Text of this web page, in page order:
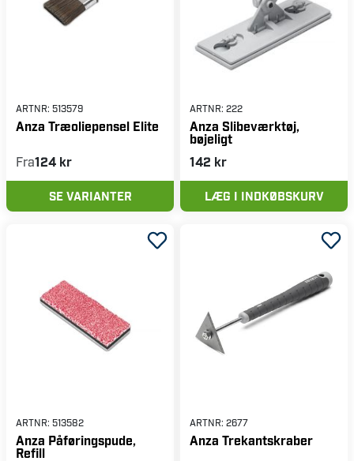
ARTNR: 513579
Anza Træoliepensel Elite
Fra124 kr
SE VARIANTER
ARTNR: 222
Anza Slibeværktøj,
bøjeligt
142 kr
LÆG I INDKØBSKURV
ARTNR: 513582
Anza Påføringspude,
Refill
ARTNR: 2677
Anza Trekantskraber